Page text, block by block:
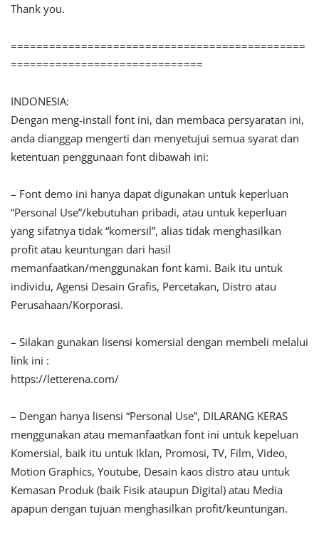
Thank you.
==============================================
==============================
INDONESIA:
Dengan meng-install font ini, dan membaca persyaratan ini,
anda dianggap mengerti dan menyetujui semua syarat dan
ketentuan penggunaan font dibawah ini:
– Font demo ini hanya dapat digunakan untuk keperluan
“Personal Use”/kebutuhan pribadi, atau untuk keperluan
yang sifatnya tidak “komersil”, alias tidak menghasilkan
profit atau keuntungan dari hasil
memanfaatkan/menggunakan font kami. Baik itu untuk
individu, Agensi Desain Grafis, Percetakan, Distro atau
Perusahaan/Korporasi.
– Silakan gunakan lisensi komersial dengan membeli melalui
link ini :
https://letterena.com/
– Dengan hanya lisensi “Personal Use”, DILARANG KERAS
menggunakan atau memanfaatkan font ini untuk kepeluan
Komersial, baik itu untuk Iklan, Promosi, TV, Film, Video,
Motion Graphics, Youtube, Desain kaos distro atau untuk
Kemasan Produk (baik Fisik ataupun Digital) atau Media
apapun dengan tujuan menghasilkan profit/keuntungan.